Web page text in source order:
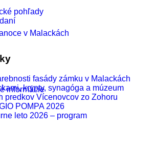
v Malackách
informácie
pohľady
fasády zámku v Malackách
krypty, synagóga a múzeum
predkov Vícenovcov zo Zohoru
POMPA 2026
leto 2026 – program